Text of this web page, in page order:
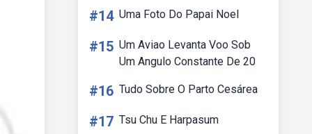
#14 Uma Foto Do Papai Noel
#15 Um Aviao Levanta Voo Sob
Um Angulo Constante De 20
#16 Tudo Sobre O Parto Cesárea
#17 Tsu Chu E Harpasum